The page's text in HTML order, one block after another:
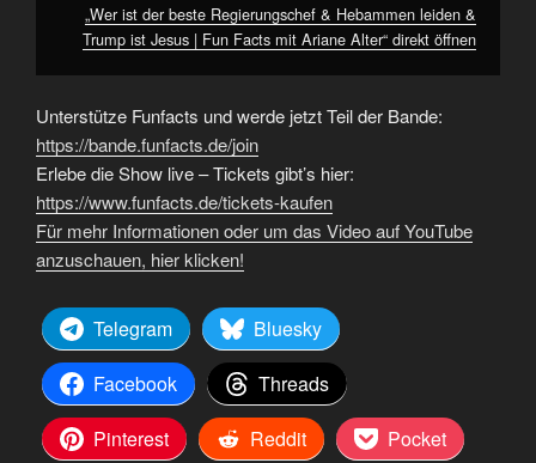
„Wer ist der beste Regierungschef & Hebammen leiden &
Trump ist Jesus | Fun Facts mit Ariane Alter“ direkt öffnen
Unterstütze Funfacts und werde jetzt Teil der Bande:
https://bande.funfacts.de/join
Erlebe die Show live – Tickets gibt’s hier:
https://www.funfacts.de/tickets-kaufen
Für mehr Informationen oder um das Video auf YouTube
anzuschauen, hier klicken!
Telegram
Bluesky
Facebook
Threads
Pinterest
Reddit
Pocket